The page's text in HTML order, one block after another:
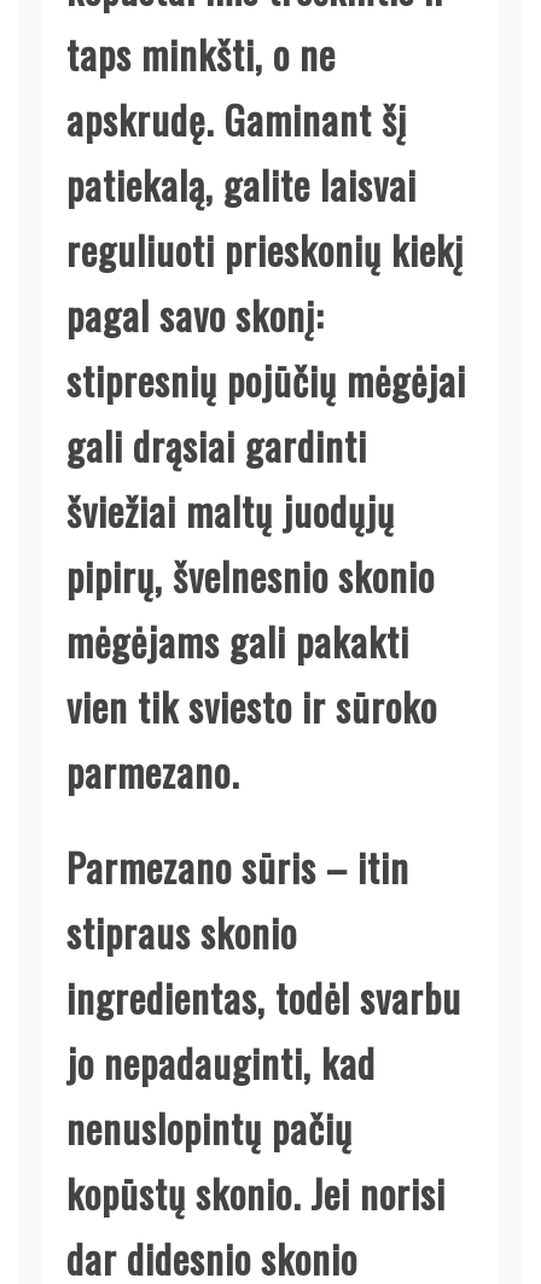
taps minkšti, o ne
apskrudę. Gaminant šį
patiekalą, galite laisvai
reguliuoti prieskonių kiekį
pagal savo skonį:
stipresnių pojūčių mėgėjai
gali drąsiai gardinti
šviežiai maltų juodųjų
pipirų, švelnesnio skonio
mėgėjams gali pakakti
vien tik sviesto ir sūroko
parmezano.
Parmezano sūris – itin
stipraus skonio
ingredientas, todėl svarbu
jo nepadauginti, kad
nenuslopintų pačių
kopūstų skonio. Jei norisi
dar didesnio skonio